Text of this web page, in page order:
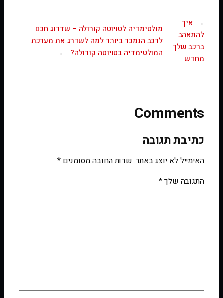
← איך
להתאהב
ברכב שלך
מחדש
מולטימדיה לטויוטה קורולה – שדרוג חכם
לרכב הנמכר ביותר למה לשדרג את מערכת
המולטימדיה בטויוטה קורולה? →
Comments
כתיבת תגובה
האימייל לא יוצג באתר. שדות החובה מסומנים *
התגובה שלך*